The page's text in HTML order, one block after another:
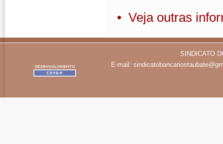
• Veja outras
SINDICATO
E-mail: